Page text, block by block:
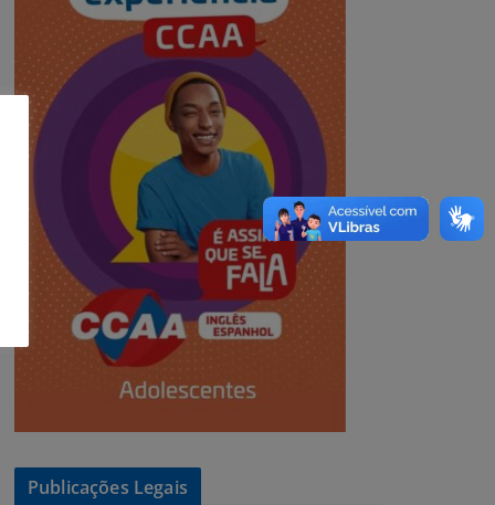
Publicações Legais